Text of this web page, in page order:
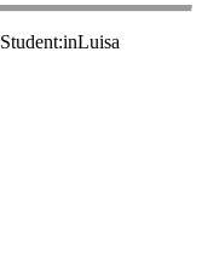
Student:inLuisa